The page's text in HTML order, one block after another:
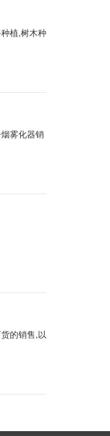
植,树木种
雾化器销
的销售,以